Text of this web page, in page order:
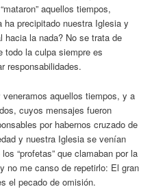
aquellos tiempos,
precipitado nuestra Iglesia y
hacia la nada? No se trata de
todo la culpa siempre es
responsabilidades.
aquellos tiempos, y a
cuyos mensajes fueron
por habernos cruzado de
y nuestra Iglesia se venían
“profetas” que clamaban por la
no me canso de repetirlo: El gran
el pecado de omisión.